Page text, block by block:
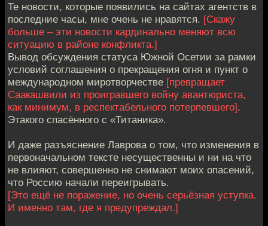
Те новости, которые появились на сайтах агентств в
последние часы, мне очень не нравятся. [Скажу
больше – эти новости кардинально меняют всю
ситуацию в районе конфликта.]
Вывод обсуждения статуса Южной Осетии за рамки
условий соглашения о прекращения огня и пункт о
международном миротворчестве [превращает
Саакашвили из проигравшего войну авантюриста,
как минимум, в респектабельного потерпевшего].
Этакого спасённого с «Титаника».
И даже разъяснение Лаврова о том, что изменения в
первоначальном тексте несущественны и ни на что
не влияют, совершенно не снимают моих опасений,
что Россию начали переигрывать.
[Это ещё не поражение, но очень серьёзная уступка.
И именно там, где я предупреждал.]